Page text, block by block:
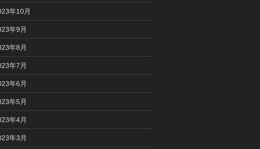
年10月
年9月
年8月
年7月
年6月
年5月
年4月
年3月